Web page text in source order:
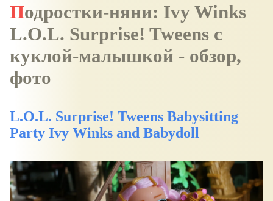
Подростки-няни: Ivy Winks
L.O.L. Surprise! Tweens с
куклой-малышкой - обзор,
фото
L.O.L. Surprise! Tweens Babysitting
Party Ivy Winks and Babydoll